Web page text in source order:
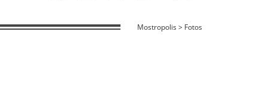
Mostropolis > Fotos